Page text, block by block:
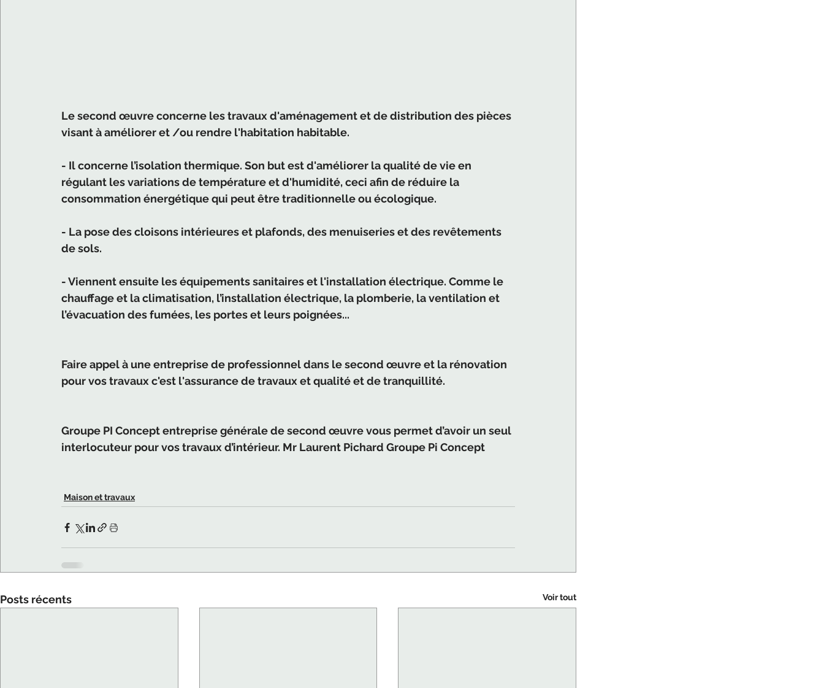
Le second œuvre concerne les travaux d'aménagement et de distribution des pièces
visant à améliorer et /ou rendre l'habitation habitable.
- Il concerne l’isolation thermique. Son but est d'améliorer la qualité de vie en
régulant les variations de température et d'humidité, ceci afin de réduire la
consommation énergétique qui peut être traditionnelle ou écologique.
- La pose des cloisons intérieures et plafonds, des menuiseries et des revêtements
de sols.
- Viennent ensuite les équipements sanitaires et l'installation électrique. Comme le
chauffage et la climatisation, l’installation électrique, la plomberie, la ventilation et
l’évacuation des fumées, les portes et leurs poignées...
Faire appel à une entreprise de professionnel dans le second œuvre et la rénovation
pour vos travaux c'est l'assurance de travaux et qualité et de tranquillité.
Groupe PI Concept entreprise générale de second œuvre vous permet d’avoir un seul
interlocuteur pour vos travaux d’intérieur. Mr Laurent Pichard Groupe Pi Concept
Maison et travaux
Posts récents Voir tout